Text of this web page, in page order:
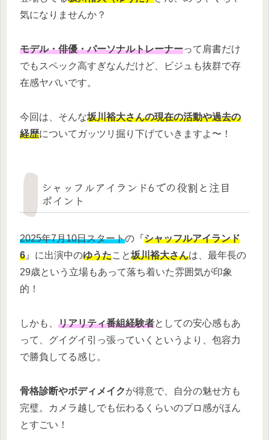
気になりませんか？
モデル・俳優・パーソナルトレーナーって肩書だけ
でもスペック高すぎなんだけど、ビジュも抜群で存
在感ヤバいです。
今回は、そんな坂川裕大さんの現在の活動や過去の
経歴についてガッツリ掘り下げていきますよ〜！
シャッフルアイランド6での役割と注目
ポイント
2025年7月10日スタートの『シャッフルアイランド
6 』に出演中のゆうたこと坂川裕大さんは、最年長の
29歳という立場もあって落ち着いた雰囲気が印象
的！
しかも、 リアリティ番組経験者としての安心感もあ
って、グイグイ引っ張っていくというより、包容力
で勝負してる感じ。
骨格診断やボディメイクが得意で、自分の魅せ方も
完璧。カメラ越しでも伝わるくらいのプロ感がほん
とすごい！